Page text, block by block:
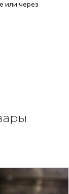
или через